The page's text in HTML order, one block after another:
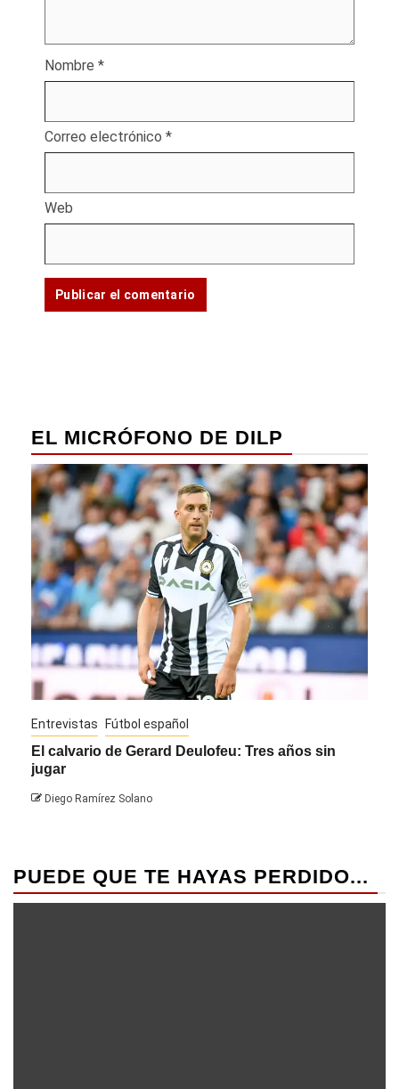
Nombre *
Correo electrónico *
Web
EL MICRÓFONO DE DILP
Entrevistas Fútbol español
El calvario de Gerard Deulofeu: Tres años sin
jugar
Diego Ramírez Solano
PUEDE QUE TE HAYAS PERDIDO...